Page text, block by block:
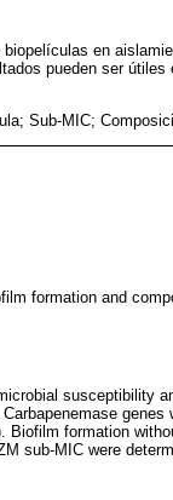
en
pueden ser
Sub-MIC;
formation and
susceptibility
formation
sub-MIC were